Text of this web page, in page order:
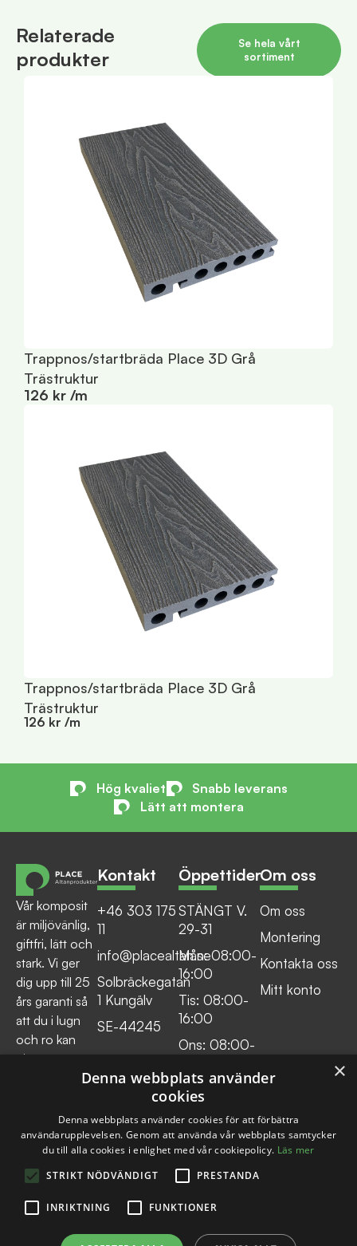
Relaterade
produkter
Se hela vårt
sortiment
Trappnos/startbräda Place 3D Grå
Trästruktur
126 kr /m
Trappnos/startbräda Place 3D Grå
Trästruktur
126 kr /m
Hög kvaliet
Snabb leverans
Lätt att montera
Vår komposit
är miljövänlig,
giftfri, lätt och
stark. Vi ger
dig upp till 25
års garanti så
att du i lugn
och ro kan
njuta av
många långa
med familjen.
Kontakt
+46 303 175
11
info@placealtan.se
Solbräckegatan
1 Kungälv
SE-44245
Öppettider
STÄNGT V.
29-31
Mån: 08:00-
16:00
Tis: 08:00-
16:00
Ons: 08:00-
Tor: 08:00-
16:00
Fre:
08:00:14:30
Om oss
Om oss
Montering
Kontakta oss
Mitt konto
×
Denna webbplats använder
cookies
Denna webbplats använder cookies för att förbättra
användarupplevelsen. Genom att använda vår webbplats samtycker
du till alla cookies i enlighet med vår cookiepolicy. Läs mer
STRIKT NÖDVÄNDIGT
PRESTANDA
INRIKTNING FUNKTIONER